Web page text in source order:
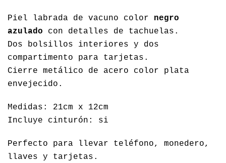
Piel labrada de vacuno color negro
azulado con detalles de tachuelas.
Dos bolsillos interiores y dos
compartimento para tarjetas.
Cierre metálico de acero color plata
envejecido.
Medidas: 21cm x 12cm
Incluye cinturón: si
Perfecto para llevar teléfono, monedero,
llaves y tarjetas.